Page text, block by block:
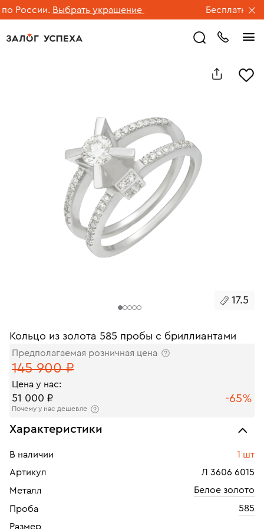
России. Выбрать украшение Бесплатная
17.5
Кольцо из золота 585 пробы с бриллиантами
Предполагаемая розничная цена
145 900 ₽
Цена у нас:
51 000 ₽ -65%
Почему у нас дешевле
Характеристики
В наличии
1 шт
Артикул
Л 3606 6015
Металл
Белое золото
Проба
585
Размер